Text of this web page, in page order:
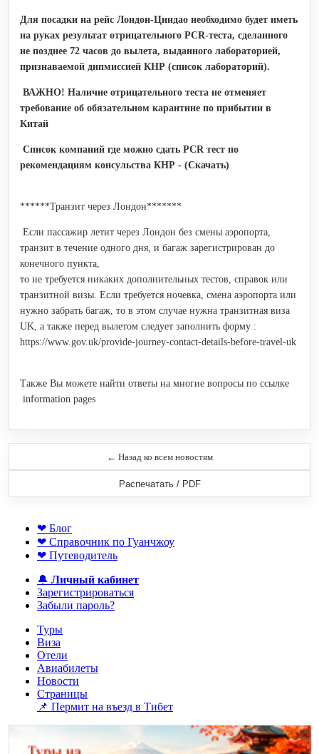
Для посадки на рейс Лондон-Циндао необходимо будет иметь
на руках результат отрицательного PCR-теста, сделанного
не позднее 72 часов до вылета, выданного лабораторией,
признаваемой дипмиссией КНР (список лабораторий).
ВАЖНО! Наличие отрицательного теста не отменяет
требование об обязательном карантине по прибытии в
Китай
Список компаний где можно сдать PCR тест по
рекомендациям консульства КНР - (Скачать)
******Транзит через Лондон*******
Если пассажир летит через Лондон без смены аэропорта,
транзит в течение одного дня, и багаж зарегистрирован до
конечного пункта,
то не требуется никаких дополнительных тестов, справок или
транзитной визы. Если требуется ночевка, смена аэропорта или
нужно забрать багаж, то в этом случае нужна транзитная виза
UK, а также перед вылетом следует заполнить форму :
https://www.gov.uk/provide-journey-contact-details-before-travel-uk
Также Вы можете найти ответы на многие вопросы по ссылке
information pages
← Назад ко всем новостям
Распечатать / PDF
❤ Блог
❤ Справочник по Гуанчжоу
❤ Путеводитель
🔔 Личный кабинет
Зарегистрироваться
Забыли пароль?
Туры
Виза
Отели
Авиабилеты
Новости
Страницы
📌 Пермит на въезд в Тибет